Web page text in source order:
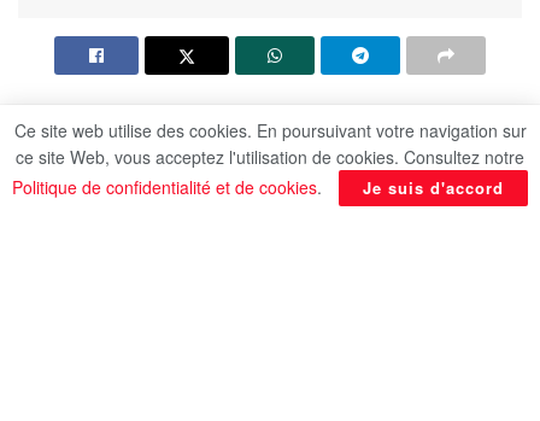
Le ministère de l’Approvisionnement et du
Commerce intérieur a annoncé la stabilité
complète des marchés et la disponibilité des
Ce site web utilise des cookies. En poursuivant votre navigation sur
ce site Web, vous acceptez l'utilisation de cookies. Consultez notre
Politique de confidentialité et de cookies. Je suis d'accord